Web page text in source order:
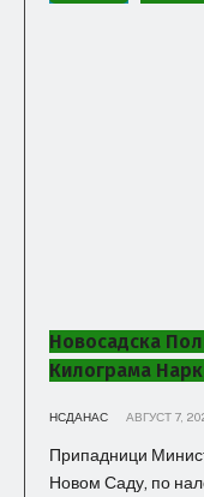
Новосадска
Килограма
НСДАНАС АВГУСТ 7,
Припадници
Новом Саду, по